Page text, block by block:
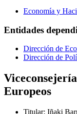
Economía y
Entidades
Dirección de
Dirección de
Europeos
Titular: Iñaki